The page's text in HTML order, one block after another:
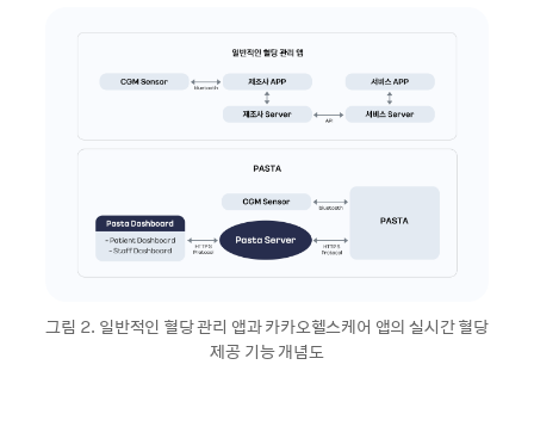
그림 2. 일반적인 혈당 관리 앱과 카카오헬스케어 앱의 실시간 혈당
제공 기능 개념도